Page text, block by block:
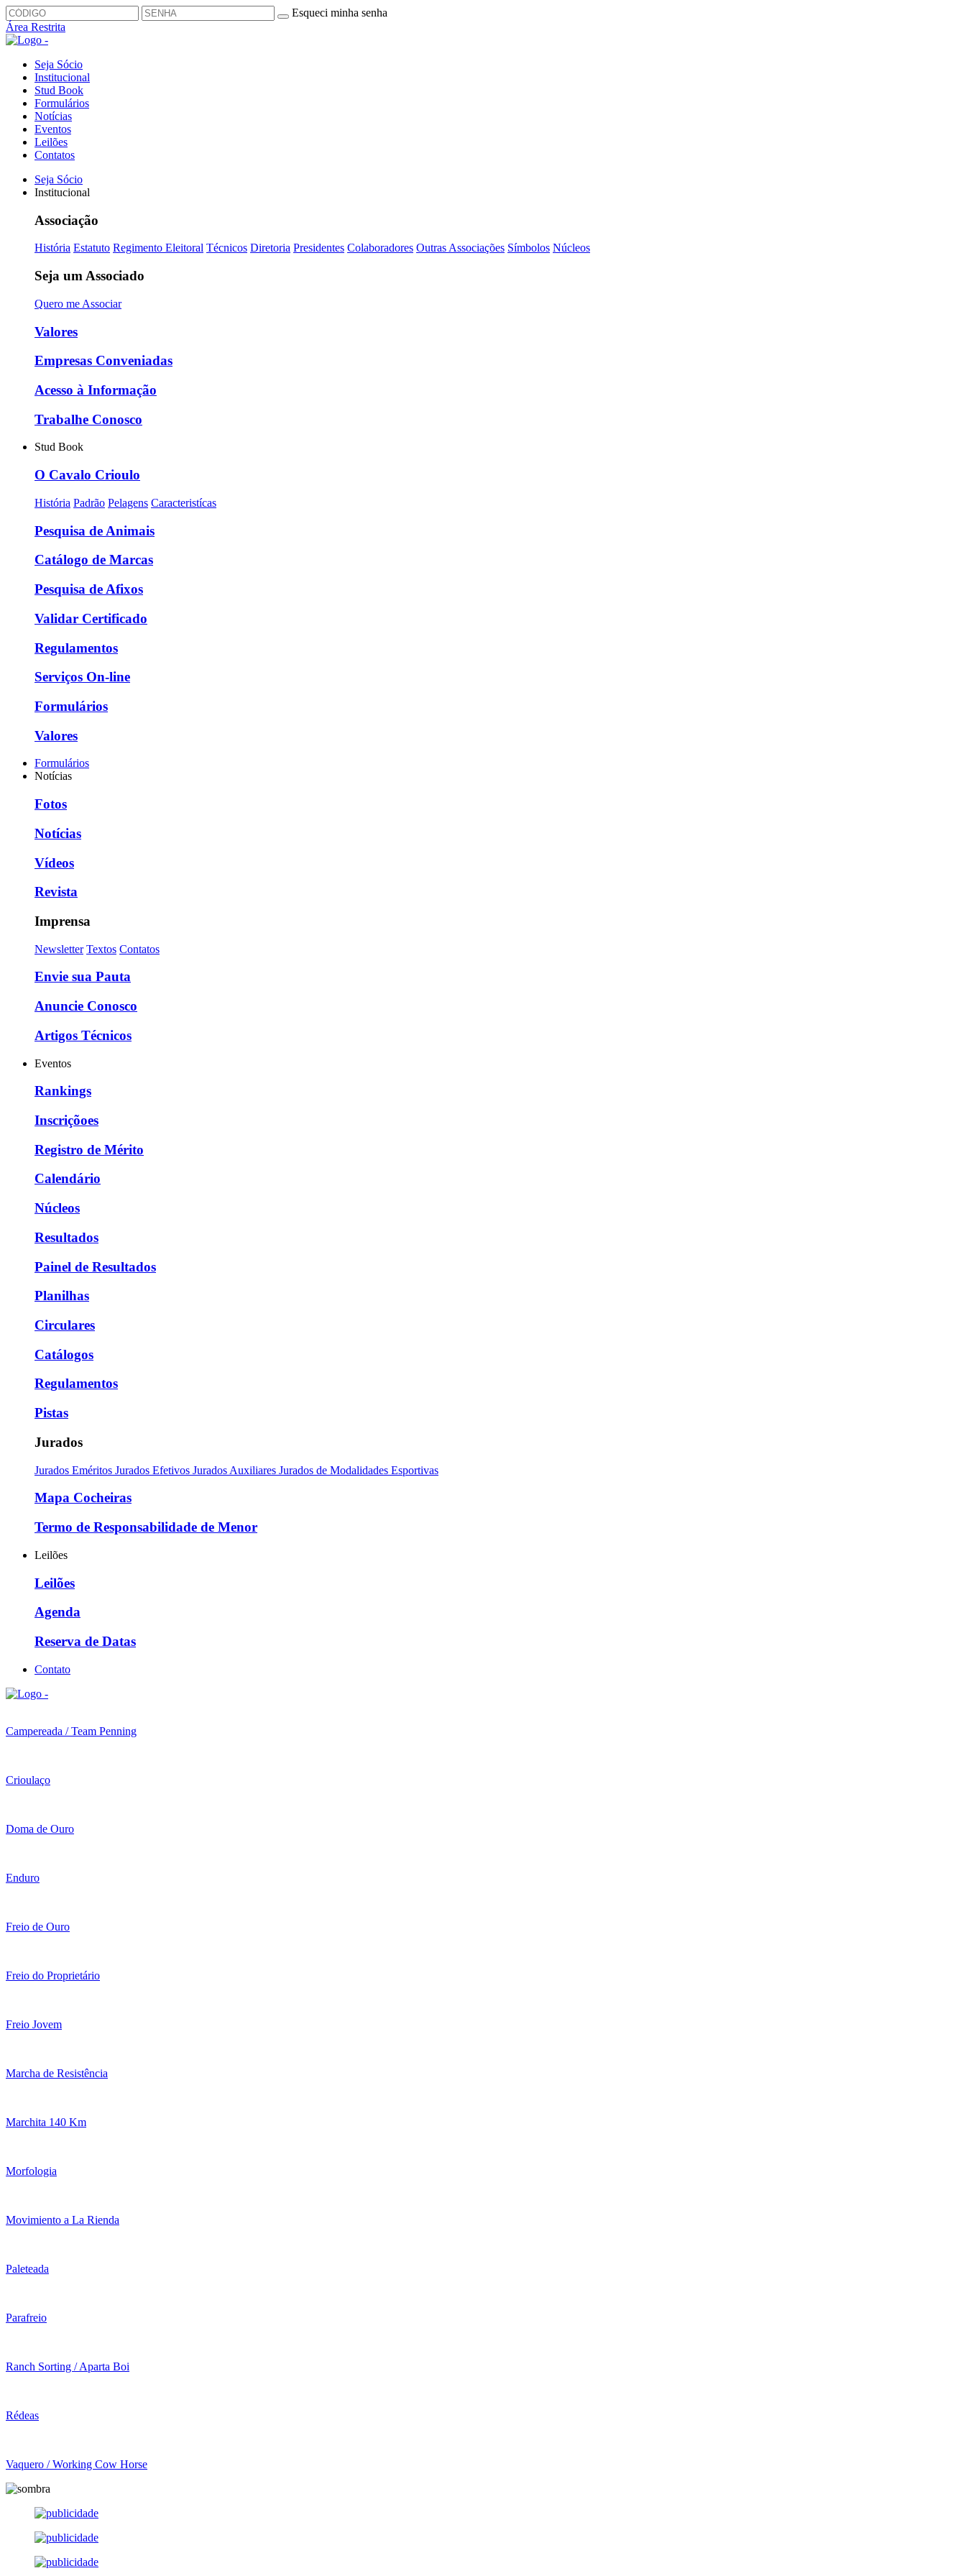
Esqueci minha senha
Área Restrita
Seja Sócio
Institucional
Stud Book
Formulários
Notícias
Eventos
Leilões
Contatos
Seja Sócio
Institucional
Associação
História Estatuto Regimento Eleitoral Técnicos Diretoria Presidentes Colaboradores Outras Associações Símbolos Núcleos
Seja um Associado
Quero me Associar
Valores
Empresas Conveniadas
Acesso à Informação
Trabalhe Conosco
Stud Book
O Cavalo Crioulo
História Padrão Pelagens Caracteristícas
Pesquisa de Animais
Catálogo de Marcas
Pesquisa de Afixos
Validar Certificado
Regulamentos
Serviços On-line
Formulários
Valores
Formulários
Notícias
Fotos
Notícias
Vídeos
Revista
Imprensa
Newsletter Textos Contatos
Envie sua Pauta
Anuncie Conosco
Artigos Técnicos
Eventos
Rankings
Inscriçõoes
Registro de Mérito
Calendário
Núcleos
Resultados
Painel de Resultados
Planilhas
Circulares
Catálogos
Regulamentos
Pistas
Jurados
Jurados Eméritos Jurados Efetivos Jurados Auxiliares Jurados de Modalidades Esportivas
Mapa Cocheiras
Termo de Responsabilidade de Menor
Leilões
Leilões
Agenda
Reserva de Datas
Contato
Campereada / Team Penning
Crioulaço
Doma de Ouro
Enduro
Freio de Ouro
Freio do Proprietário
Freio Jovem
Marcha de Resistência
Marchita 140 Km
Morfologia
Movimiento a La Rienda
Paleteada
Parafreio
Ranch Sorting / Aparta Boi
Rédeas
Vaquero / Working Cow Horse